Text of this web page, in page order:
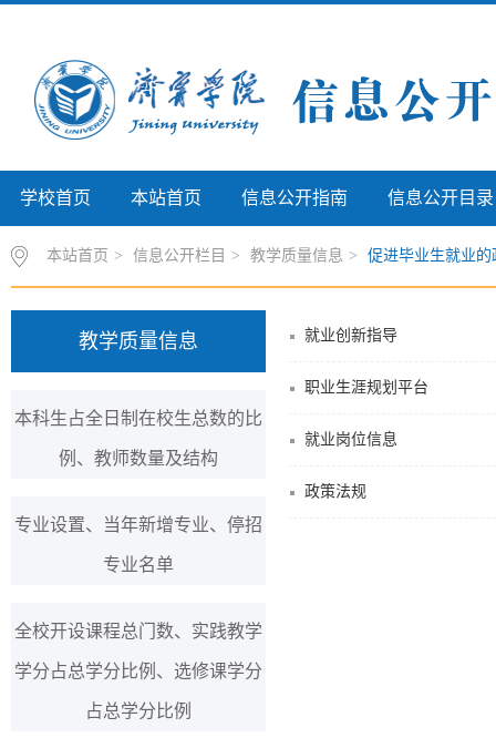
学校首页 本站首页 信息公开指南 信息公开目录
本站首页 > 信息公开栏目 > 教学质量信息 > 促进毕业生就业
教学质量信息
本科生占全日制在校生总数的比
例、教师数量及结构
专业设置、当年新增专业、停招
专业名单
全校开设课程总门数、实践教学
学分占总学分比例、选修课学分
占总学分比例
就业创新指导
职业生涯规划平台
就业岗位信息
政策法规